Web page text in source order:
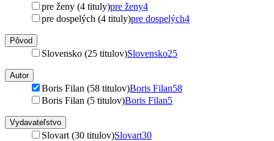
pre ženy (4 tituly)pre ženy4
pre dospelých (4 tituly)pre dospelých4
Pôvod
Slovensko (25 titulov)Slovensko25
Autor
Boris Filan (58 titulov)Boris Filan58
Boris Filan (5 titulov)Boris Filan5
Vydavateľstvo
Slovart (30 titulov)Slovart30